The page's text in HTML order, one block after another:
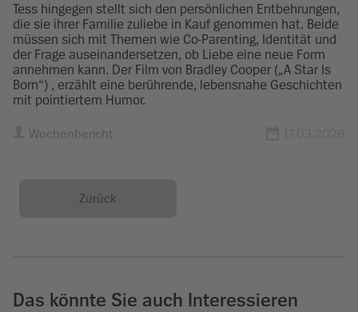
Tess hingegen stellt sich den persönlichen Entbehrungen,
die sie ihrer Familie zuliebe in Kauf genommen hat. Beide
müssen sich mit Themen wie Co-Parenting, Identität und
der Frage auseinandersetzen, ob Liebe eine neue Form
annehmen kann. Der Film von Bradley Cooper („A Star Is
Born“) , erzählt eine berührende, lebensnahe Geschichten
mit pointiertem Humor.
Wochenbericht
Zurück
Das könnte Sie auch Interessieren